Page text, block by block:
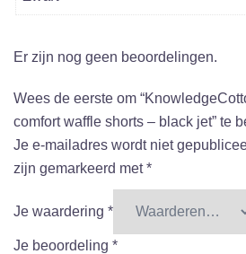
Er zijn nog geen beoordelingen.
Wees de eerste om
comfort waffle shorts – black jet” te
Je e-mailadres wordt niet
zijn gemarkeerd met*
Je waardering *
Je beoordeling *